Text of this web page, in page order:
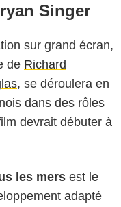
Singer
sur grand écran,
de Richard
, se déroulera en
dans des rôles
devrait débuter à
les mers est le
adapté